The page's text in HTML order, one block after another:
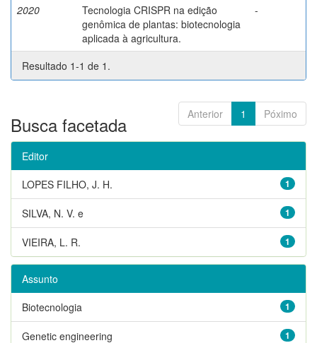
2020
Tecnologia CRISPR na edição
genômica de plantas: biotecnologia
aplicada à agricultura.
-
Resultado 1-1 de 1.
Anterior 1 Póximo
Busca facetada
Editor
1
LOPES FILHO, J. H.
1
SILVA, N. V. e
1
VIEIRA, L. R.
Assunto
1
Biotecnologia
1
Genetic engineering